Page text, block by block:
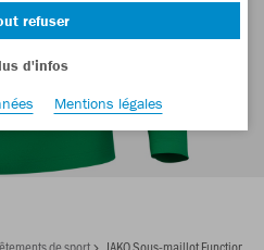
refuser
d'infos
Mentions légales